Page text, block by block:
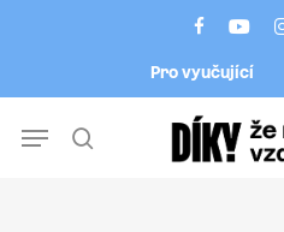
facebook
Pro vyučující
Menu